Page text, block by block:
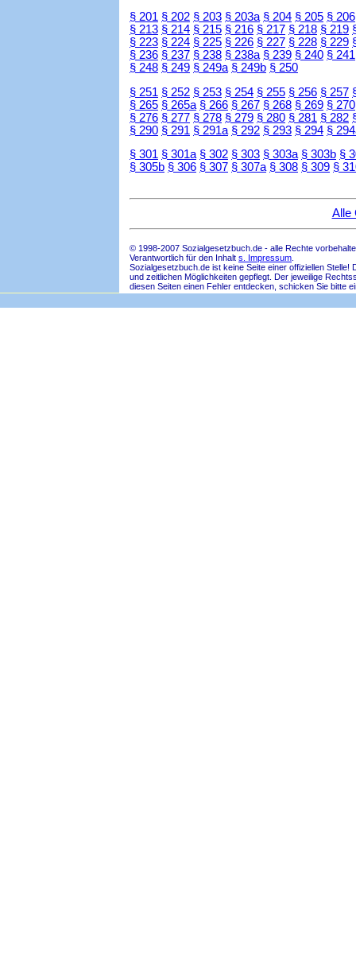
§ 201 § 202 § 203 § 203a § 204 § 205 § 206
§ 213 § 214 § 215 § 216 § 217 § 218 § 219
§ 223 § 224 § 225 § 226 § 227 § 228 § 229
§ 236 § 237 § 238 § 238a § 239 § 240 § 241
§ 248 § 249 § 249a § 249b § 250
§ 251 § 252 § 253 § 254 § 255 § 256 § 257
§ 265 § 265a § 266 § 267 § 268 § 269 § 270
§ 276 § 277 § 278 § 279 § 280 § 281 § 282
§ 290 § 291 § 291a § 292 § 293 § 294 §
§ 301 § 301a § 302 § 303 § 303a § 303b §
§ 305b § 306 § 307 § 307a § 308 § 309 §
Alle
© 1998-2007 Sozialgesetzbuch.de - alle Rechte
Verantwortlich für den Inhalt s. Impressum
Sozialgesetzbuch.de ist keine Seite einer offiziellen
und zeitlichen Möglichkeiten gepflegt. Der jeweilige
diesen Seiten einen Fehler entdecken, schicken Sie bitte